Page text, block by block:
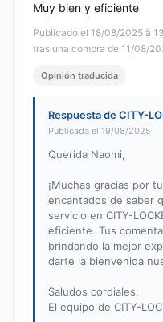
Publicado el 18/08/2025 à
tras una compra de 11/08/
Muy bien y eficiente
Opinión traducida
Respuesta de CITY-
Publicada el 19/08/2025
Querida Naomi,
¡Muchas gracias por
encantados de saber
servicio en CITY-
eficiente. Tus
brindando la mejor
darte la bienvenida
Saludos cordiales,
El equipo de CITY-